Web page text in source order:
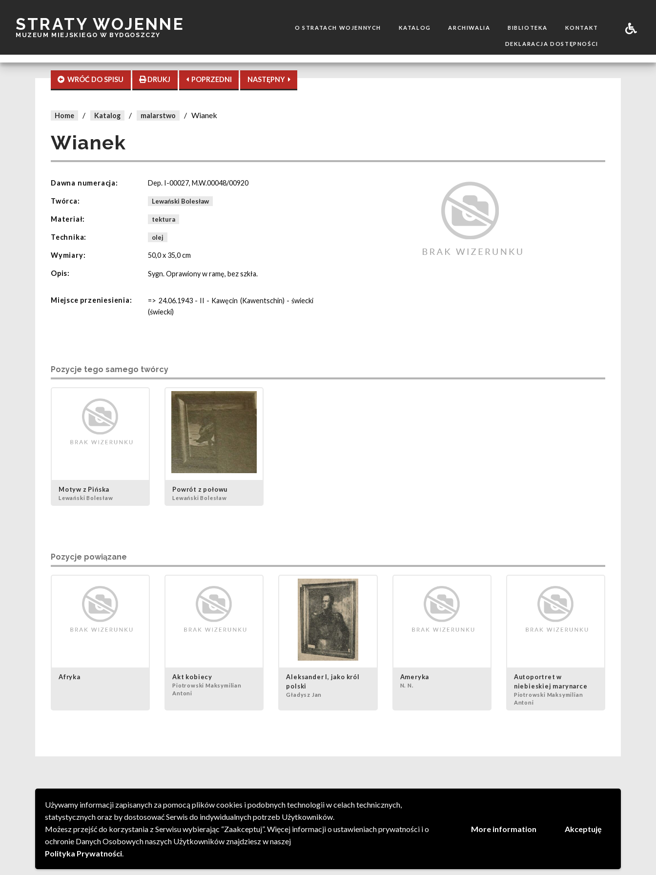
Używamy informacji zapisanych za pomocą plików cookies i podobnych technologii w celach technicznych,
statystycznych oraz by dostosować Serwis do indywidualnych potrzeb Użytkowników.
Możesz przejść do korzystania z Serwisu wybierając “Zaakceptuj”. Więcej informacji o ustawieniach prywatności i o
ochronie Danych Osobowych naszych Użytkowników znajdziesz w naszej
Polityka Prywatności.
More information Akceptuję
STRATY WOJENNE
MUZEUM MIEJSKIEGO W BYDGOSZCZY
O STRATACH WOJENNYCH KATALOG ARCHIWALIA BIBLIOTEKA KONTAKT
DEKLARACJA DOSTĘPNOŚCI
WRÓĆ DO SPISU DRUKJ POPRZEDNI NASTĘPNY
Home / Katalog / malarstwo / Wianek
Wianek
Dawna numeracja: Dep. I-00027, M.W.00048/00920
Twórca: Lewański Bolesław
Materiał: tektura
Technika: olej
Wymiary: 50,0 x 35,0 cm
Opis: Sygn. Oprawiony w ramę, bez szkła.
Miejsce przeniesienia:
=> 24.06.1943 - II - Kawęcin (Kawentschin) - świecki
(świecki)
Pozycje tego samego twórcy
Motyw z Pińska
Lewański Bolesław
Powrót z połowu
Lewański Bolesław
Pozycje powiązane
Afryka Akt kobiecy
Piotrowski Maksymilian
Antoni
Aleksander I, jako król
polski
Gładysz Jan
Ameryka
N. N.
Autoportret w
niebieskiej marynarce
Piotrowski Maksymilian
Antoni